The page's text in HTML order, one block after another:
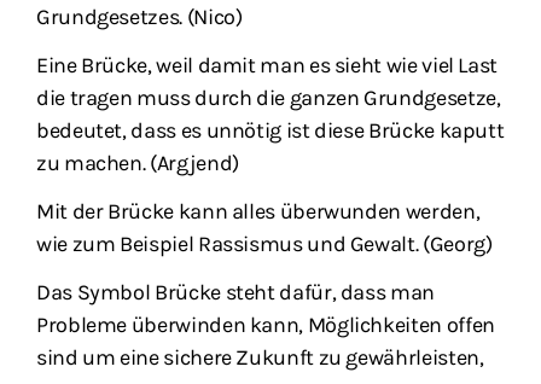
Grundgesetzes. (Nico)
Eine Brücke, weil damit man es sieht wie viel Last
die tragen muss durch die ganzen Grundgesetze,
bedeutet, dass es unnötig ist diese Brücke kaputt
zu machen. (Argjend)
Mit der Brücke kann alles überwunden werden,
wie zum Beispiel Rassismus und Gewalt. (Georg)
Das Symbol Brücke steht dafür, dass man
Probleme überwinden kann, Möglichkeiten offen
sind um eine sichere Zukunft zu gewährleisten,